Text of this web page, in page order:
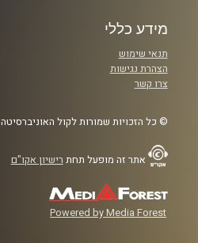
מידע כללי
תנאי שימוש
הצהרת נגישות
צרו קשר
© כל הזכויות שמורות לקול האוניברסיטה
אתר זה מופעל תחת רישיון אקו"ם
Powered by Media Forest